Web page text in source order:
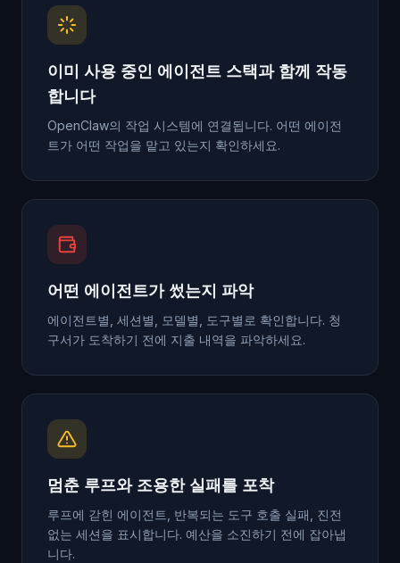
이미 사용 중인 에이전트 스택과 함께 작동
합니다
OpenClaw의 작업 시스템에 연결됩니다. 어떤 에이전
트가 어떤 작업을 맡고 있는지 확인하세요.
어떤 에이전트가 썼는지 파악
에이전트별, 세션별, 모델별, 도구별로 확인합니다. 청
구서가 도착하기 전에 지출 내역을 파악하세요.
멈춘 루프와 조용한 실패를 포착
루프에 갇힌 에이전트, 반복되는 도구 호출 실패, 진전
없는 세션을 표시합니다. 예산을 소진하기 전에 잡아냅
니다.